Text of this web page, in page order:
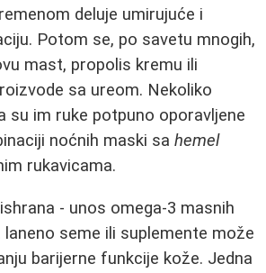
deluje umirujuće i
Potom se, po savetu mnogih,
mast, propolis kremu ili
sa ureom. Nekoliko
su im ruke potpuno oporavljene
noćnih maski sa hemel
rukavicama.
- unos omega-3 masnih
laneno seme ili suplemente može
barijerne funkcije kože. Jedna